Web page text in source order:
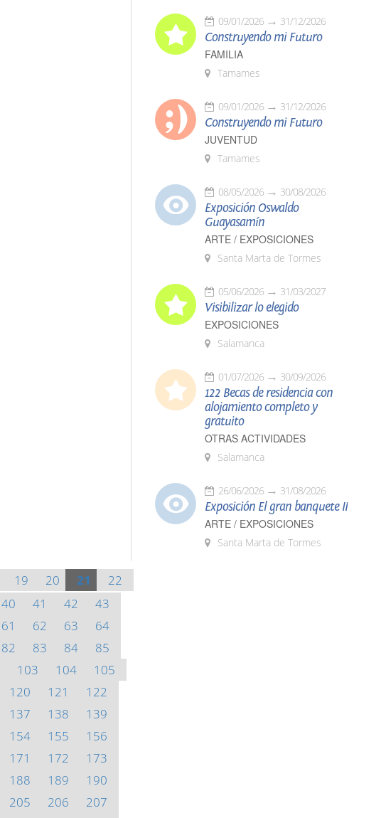
19 20 21
22
40 41 42
43
61 62 63
64
82 83 84
85
103 104
105
120 121
122
137 138
139
154 155
156
171 172
173
188 189
190
205 206
207
09/01/2026 31/12/2026
Construyendo mi Futuro
FAMILIA
Tamames
09/01/2026 31/12/2026
Construyendo mi Futuro
JUVENTUD
Tamames
08/05/2026 30/08/2026
Exposición Oswaldo
Guayasamín
ARTE / EXPOSICIONES
Santa Marta de Tormes
05/06/2026 31/03/2027
Visibilizar lo elegido
EXPOSICIONES
Salamanca
01/07/2026 30/09/2026
122 Becas de residencia con
alojamiento completo y
gratuito
OTRAS ACTIVIDADES
Salamanca
26/06/2026 31/08/2026
Exposición El gran banquete II
ARTE / EXPOSICIONES
Santa Marta de Tormes